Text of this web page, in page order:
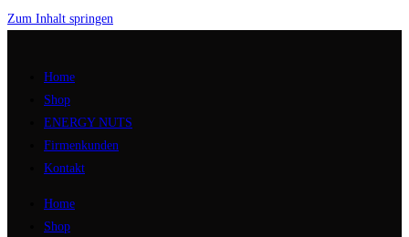
Zum Inhalt springen
Home
Shop
ENERGY NUTS
Firmenkunden
Kontakt
Home
Shop